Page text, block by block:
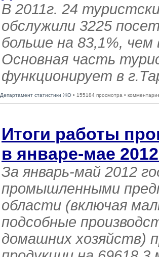
В 2011г. 24
обслужили 3225
больше на 83,1%, чем
Основная часть
функционирует в
Департамент статистики ЖО • 155184 просмотра •
Итоги работы
в январе-мае
За январь-май 2012
промышленными
области (включая
подсобные
домашних хозяйств)